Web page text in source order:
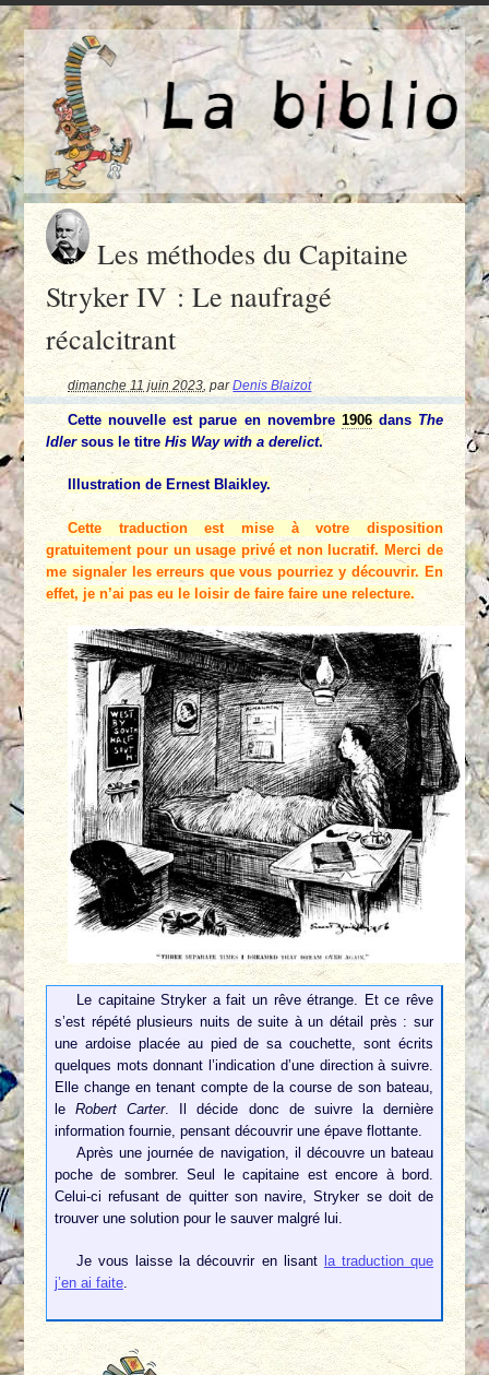
Les méthodes du Capitaine
Stryker IV : Le naufragé
récalcitrant
dimanche 11 juin 2023 ,parDenis Blaizot
Cette nouvelle est parue en novembre 1906dans The
Idlersous le titreHis Way with a derelict.
Illustration de Ernest Blaikley.
Cette traduction est mise à votre disposition
gratuitement pour un usage privé et non lucratif. Merci de
me signaler les erreurs que vous pourriez y découvrir. En
effet, je n’ai pas eu le loisir de faire faire une relecture.
Le capitaine Stryker a fait un rêve étrange. Et ce rêve
s’est répété plusieurs nuits de suite à un détail près : sur
une ardoise placée au pied de sa couchette, sont écrits
quelques mots donnant l’indication d’une direction à suivre.
Elle change en tenant compte de la course de son bateau,
leRobert Carter. Il décide donc de suivre la dernière
information fournie, pensant découvrir une épave flottante.
Après une journée de navigation, il découvre un bateau
poche de sombrer. Seul le capitaine est encore à bord.
Celui-ci refusant de quitter son navire, Stryker se doit de
trouver une solution pour le sauver malgré lui.
Je vous laisse la découvrir en lisant la traduction que
j’en ai faite.